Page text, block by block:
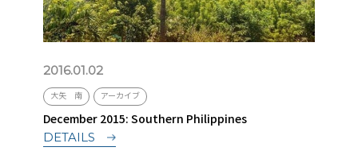
2016.01.02
大矢 南 アーカイブ
December 2015: Southern Philippines
DETAILS